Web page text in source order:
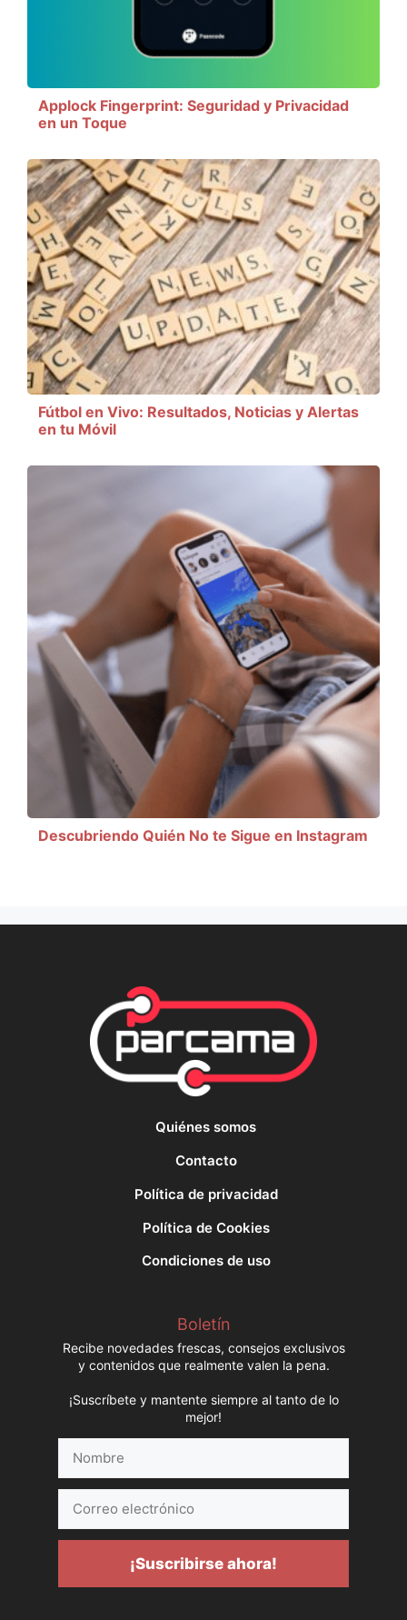
Applock Fingerprint: Seguridad y Privacidad
en un Toque
Fútbol en Vivo: Resultados, Noticias y Alertas
en tu Móvil
Descubriendo Quién No te Sigue en Instagram
Quiénes somos
Contacto
Política de privacidad
Política de Cookies
Condiciones de uso
Boletín
Recibe novedades frescas, consejos exclusivos
y contenidos que realmente valen la pena.
¡Suscríbete y mantente siempre al tanto de lo
mejor!
electrónico
¡Suscribirse ahora!